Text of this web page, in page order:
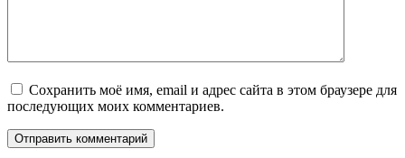
Сохранить моё имя, email и адрес сайта в этом браузере для
последующих моих комментариев.